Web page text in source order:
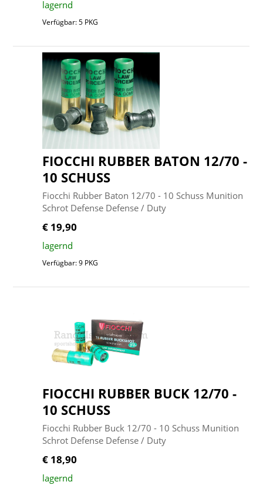
lagernd
Verfügbar: 5 PKG
FIOCCHI RUBBER BATON 12/70 -
10 SCHUSS
Fiocchi Rubber Baton 12/70 - 10 Schuss Munition
Schrot Defense Defense / Duty
€ 19,90
lagernd
Verfügbar: 9 PKG
FIOCCHI RUBBER BUCK 12/70 -
10 SCHUSS
Fiocchi Rubber Buck 12/70 - 10 Schuss Munition
Schrot Defense Defense / Duty
€ 18,90
lagernd